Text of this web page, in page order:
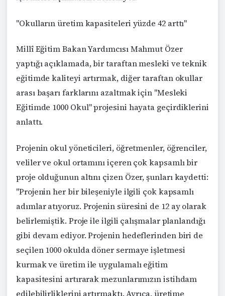
"Okulların üretim kapasiteleri yüzde 42 arttı"
Millî Eğitim Bakan Yardımcısı Mahmut Özer
yaptığı açıklamada, bir taraftan mesleki ve teknik
eğitimde kaliteyi artırmak, diğer taraftan okullar
arası başarı farklarını azaltmak için "Mesleki
Eğitimde 1000 Okul" projesini hayata geçirdiklerini
anlattı.
Projenin okul yöneticileri, öğretmenler, öğrenciler,
veliler ve okul ortamını içeren çok kapsamlı bir
proje olduğunun altını çizen Özer, şunları kaydetti:
"Projenin her bir bileşeniyle ilgili çok kapsamlı
adımlar atıyoruz. Projenin süresini de 12 ay olarak
belirlemiştik. Proje ile ilgili çalışmalar planlandığı
gibi devam ediyor. Projenin hedeflerinden biri de
seçilen 1000 okulda döner sermaye işletmesi
kurmak ve üretim ile uygulamalı eğitim
kapasitesini artırarak mezunlarımızın istihdam
edilebilirliklerini artırmaktı. Ayrıca, üretime